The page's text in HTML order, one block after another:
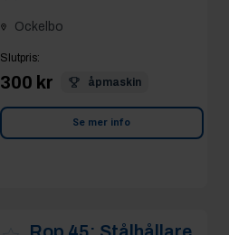
Ockelbo
Slutpris:
300 kr åpmaskin
Se mer info